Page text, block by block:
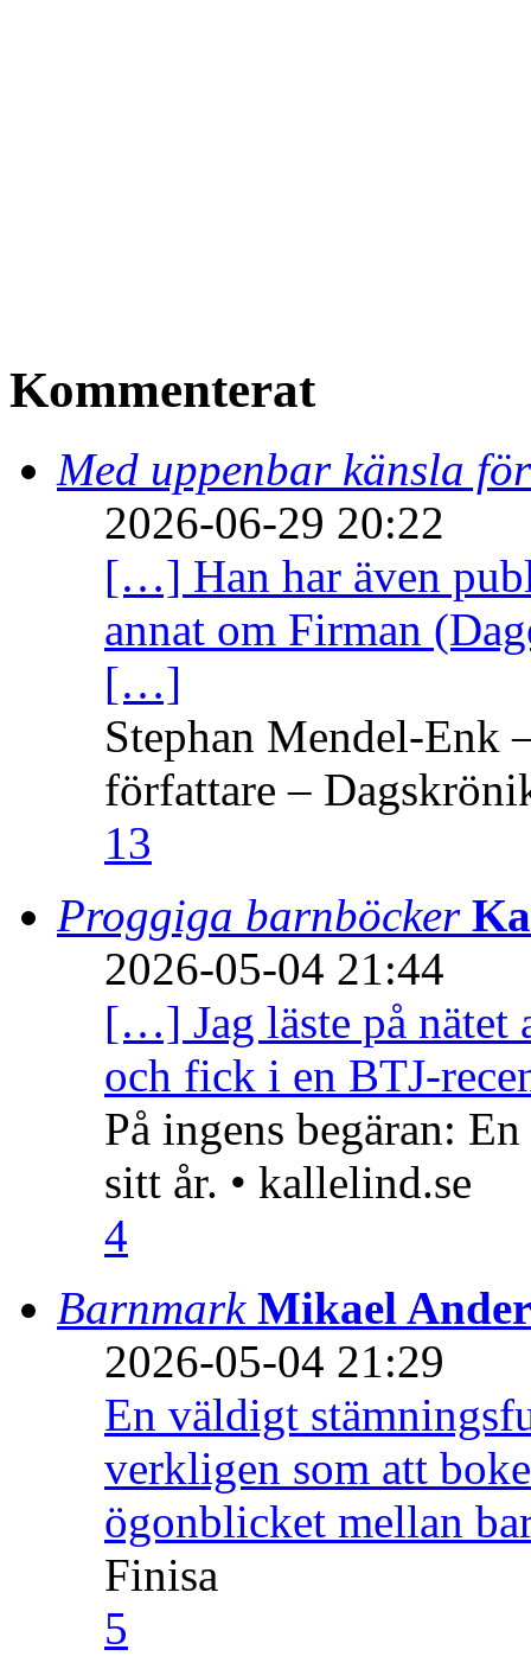
Kommenterat
Med uppenbar känsla
2026-06-29 20:22
[…] Han har även
annat om Firman
[…]
Stephan Mendel-Enk
författare –
13
Proggiga barnböcker
2026-05-04 21:44
[…] Jag läste på nätet
och fick i en BTJ-
På ingens begäran:
sitt år. • kallelind.se
4
Barnmark Mikael
2026-05-04 21:29
En väldigt
verkligen som att
ögonblicket mellan
Finisa
5